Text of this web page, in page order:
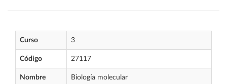
Curso 3
Código 27117
Nombre Biología molecular